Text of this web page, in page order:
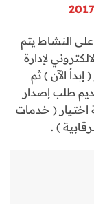
النشاط يتم
لإدارة
إبدأ الآن ) ثم
طلب إصدار
( خدمات
) .